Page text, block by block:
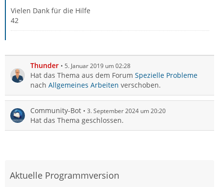
Vielen Dank für die Hilfe
42
Thunder 5. Januar 2019 um 02:28
Hat das Thema aus dem Forum Spezielle Probleme
nach Allgemeines Arbeiten verschoben.
Community-Bot 3. September 2024 um 20:20
Hat das Thema geschlossen.
Aktuelle Programmversion